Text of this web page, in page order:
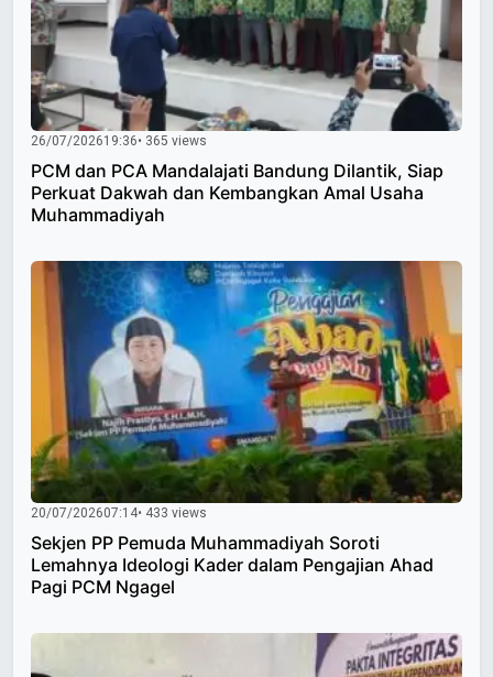
26/07/202619:36• 365 views
PCM dan PCA Mandalajati Bandung Dilantik, Siap
Perkuat Dakwah dan Kembangkan Amal Usaha
Muhammadiyah
20/07/202607:14• 433 views
Sekjen PP Pemuda Muhammadiyah Soroti
Lemahnya Ideologi Kader dalam Pengajian Ahad
Pagi PCM Ngagel